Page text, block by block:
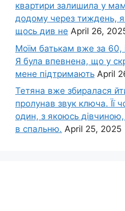
квартири залишила у
додому через тиждень, я
щось див не April 26,
Моїм батькам вже за 60,
Я була впевнена, що у
мене підтримають April
Тетяна вже збиралася
пролунав звук ключа. Її
один, з якоюсь
в спальню. April 25, 2025